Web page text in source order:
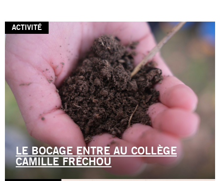
ACTIVITÉ
LE BOCAGE ENTRE AU COLLÈGE
CAMILLE FRÉCHOU